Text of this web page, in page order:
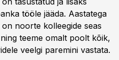
tööle jääda. Aastatega
noorte kolleegide seas
teeme omalt poolt kõik,
veelgi paremini vastata.